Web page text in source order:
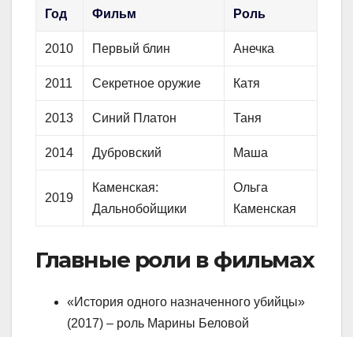
Год Фильм Роль
2010 Первый блин Анечка
2011 Секретное оружие Катя
2013 Синий Платон Таня
2014 Дубровский Маша
2019
Каменская:
Дальнобойщики
Ольга
Каменская
Главные роли в фильмах
«История одного назначенного убийцы»
(2017) – роль Марины Беловой